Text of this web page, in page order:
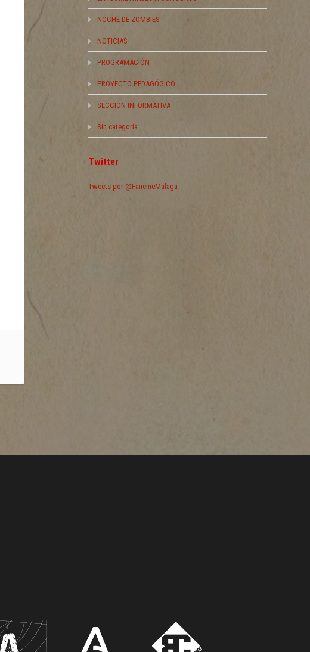
NOCHE DE ZOMBIES
NOTICIAS
PROGRAMACIÓN
PROYECTO PEDAGÓGICO
SECCIÓN INFORMATIVA
Sin categoría
Twitter
Tweets por @FancineMalaga